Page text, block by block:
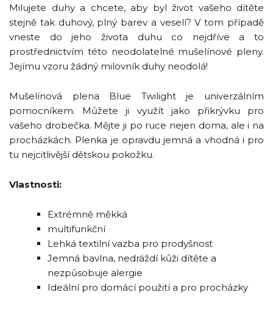
Milujete duhy a chcete, aby byl život vašeho dítěte
stejně tak duhový, plný barev a veselí? V tom případě
vneste do jeho života duhu co nejdříve a to
prostřednictvím této neodolatelné mušelínové pleny.
Jejímu vzoru žádný milovník duhy neodolá!
Mušelínová plena Blue Twilight je univerzálním
pomocníkem. Můžete ji využít jako přikrývku pro
vašeho drobečka. Mějte ji po ruce nejen doma, ale i na
procházkách. Plenka je opravdu jemná a vhodná i pro
tu nejcitlivější dětskou pokožku.
Vlastnosti:
Extrémně měkká
multifunkční
Lehká textilní vazba pro prodyšnost
Jemná bavlna, nedráždí kůži dítěte a
nezpůsobuje alergie
Ideální pro domácí použití a pro procházky